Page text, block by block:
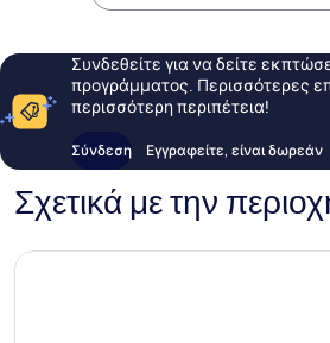
Συνδεθείτε για να δείτε
προγράμματος. Περισσότερες
περισσότερη περιπέτεια!
Σύνδεση Εγγραφείτε, είναι δωρεάν
Σχετικά με την